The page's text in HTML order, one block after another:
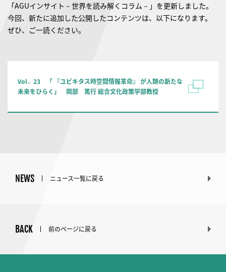
「AGUインサイト－世界を読み解くコラム－」を更新しました。
今回、新たに追加した公開したコンテンツは、以下になります。
ぜひ、ご一読ください。
Vol．23 「 『ユビキタス時空間情報革命』 が人類の新たな
未来をひらく」 岡部 篤行 総合文化政策学部教授
NEWS ニュース一覧に戻る
BACK 前のページに戻る